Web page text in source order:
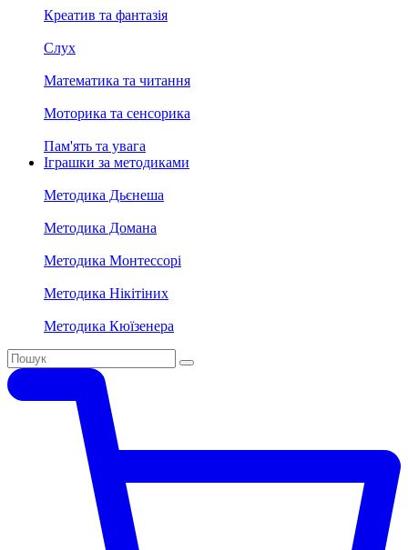
Креатив та фантазія
Слух
Математика та читання
Моторика та сенсорика
Пам'ять та увага
Іграшки за методиками
Методика Дьєнеша
Методика Домана
Методика Монтессорі
Методика Нікітіних
Методика Кюїзенера
Search